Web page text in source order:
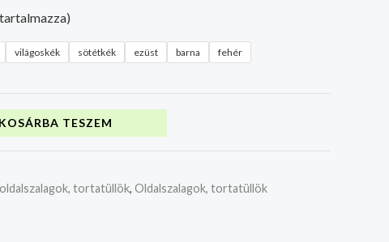
világoskék sötétkék ezüst barna fehér
KOSÁRBA TESZEM
tortatüllök, Oldalszalagok, tortatüllök